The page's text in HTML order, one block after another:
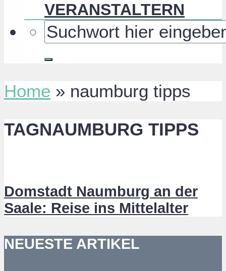
VERANSTALTERN
Home » naumburg tipps
TAGNAUMBURG TIPPS
Domstadt Naumburg an der
Saale: Reise ins Mittelalter
NEUESTE ARTIKEL